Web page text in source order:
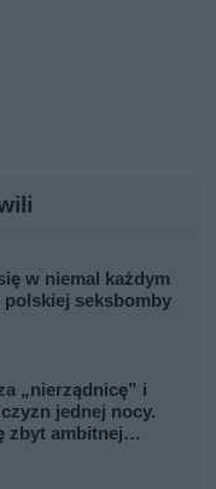
w niemal każdym
seksbomby
„nierządnicę” i
jednej nocy.
zbyt ambitnej